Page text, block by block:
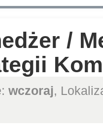
/
wczoraj,